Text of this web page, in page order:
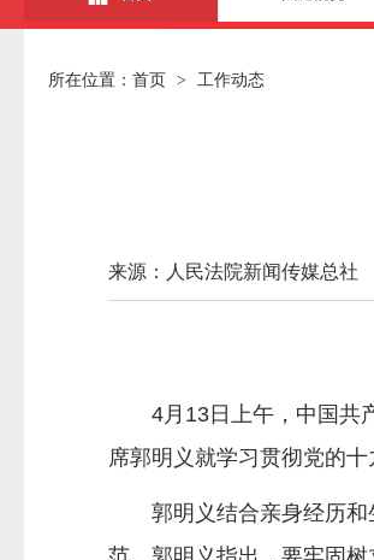
所在位置： 首页 > 工作动态
来源：人民法院新闻传媒总社
4月13日上午，中国共产
席郭明义就学习贯彻党的
郭明义结合亲身经历和生